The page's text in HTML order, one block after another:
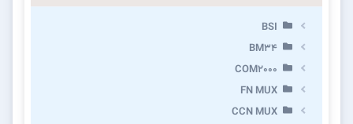
BSI
BM34
COM2000
FN MUX
CCN MUX